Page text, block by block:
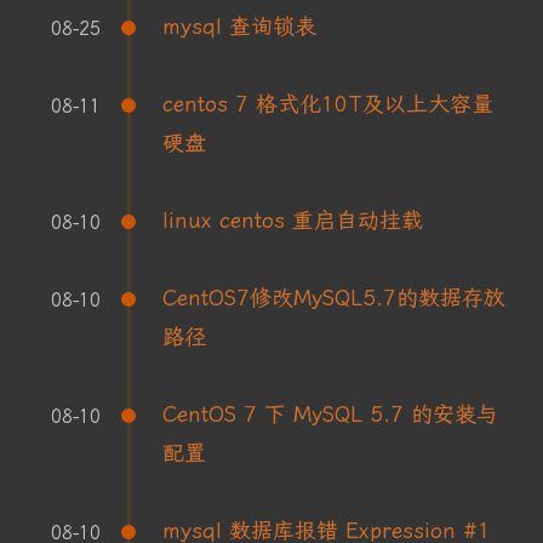
08-25 mysql 查询锁表
08-11
centos 7 格式化10T及以上大容量
硬盘
08-10 linux centos 重启自动挂载
08-10
CentOS7修改MySQL5.7的数据存放
路径
08-10
CentOS 7 下 MySQL 5.7 的安装与
配置
08-10 mysql 数据库报错 Expression #1